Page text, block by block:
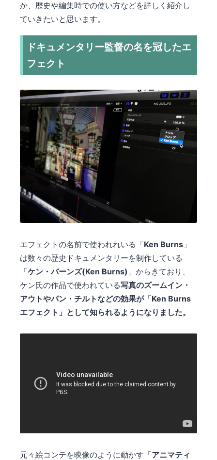
か、歴史や編集時での使い方などを詳しく紹介し
ていきたいと思います。
ドキュメンタリー監督の名を冠したエ
フェクト
エフェクトの名前で使われれいる「Ken Burns 」
は数々の歴史ドキュメンタリーを制作している
「ケン・バーンズ(Ken Burns) 」からきており、
ケン氏の作品で使われている写真のズームイン・
アウトやパン・チルトなどの効果が「Ken Burns
エフェクト」として知られるようになりました。
元々絵コンテを映像のように動かす「アニマティ